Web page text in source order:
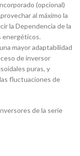
(opcional)
al máximo la
la Dependencia de la
energéticos.
mayor adaptabilidad
de inversor
puras, y
fluctuaciones de
de la serie